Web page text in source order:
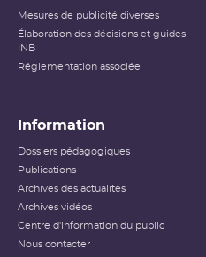
Mesures de publicité diverses
Élaboration des décisions et guides
INB
Réglementation associée
Information
Dossiers pédagogiques
Publications
Archives des actualités
Archives vidéos
Centre d'information du public
Nous contacter